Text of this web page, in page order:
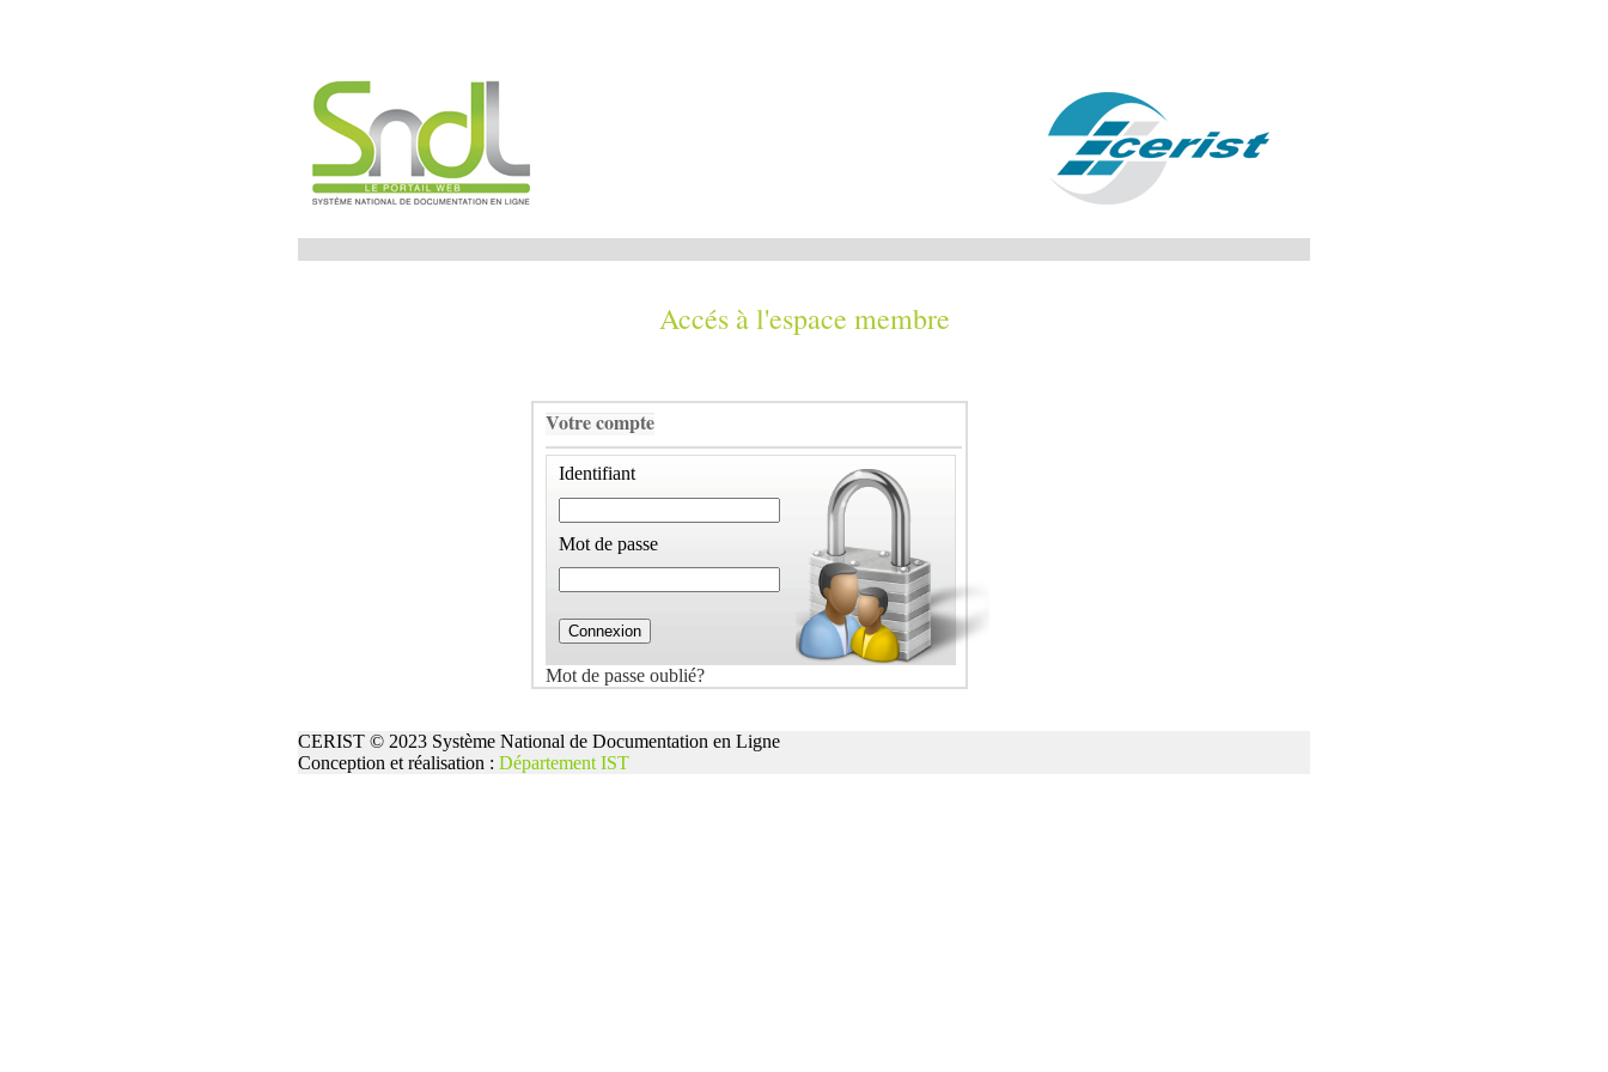
Accés à l'espace membre
Votre compte
Identifiant
Mot de passe
Mot de passe oublié?
CERIST © 2023 Système National de Documentation en Ligne
Conception et réalisation : Département IST